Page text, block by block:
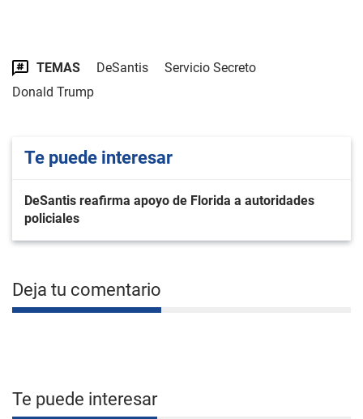
TEMAS DeSantis
Servicio Secreto
Donald Trump
Te puede interesar
DeSantis reafirma apoyo de Florida a autoridades
policiales
Deja tu comentario
Te puede interesar